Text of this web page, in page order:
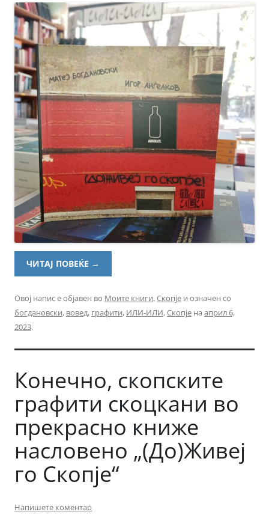
ЧИТАЈ ПОВЕЌЕ →
Овој напис е објавен во Моите книги,Скопје и означен со
богдановски, вовед, графити, ИЛИ-ИЛИ,Скопје на април 6,
2023.
Конечно, скопските
графити скоцкани во
прекрасно книже
насловено „(До)Живеј
го Скопје“
Напишете коментар